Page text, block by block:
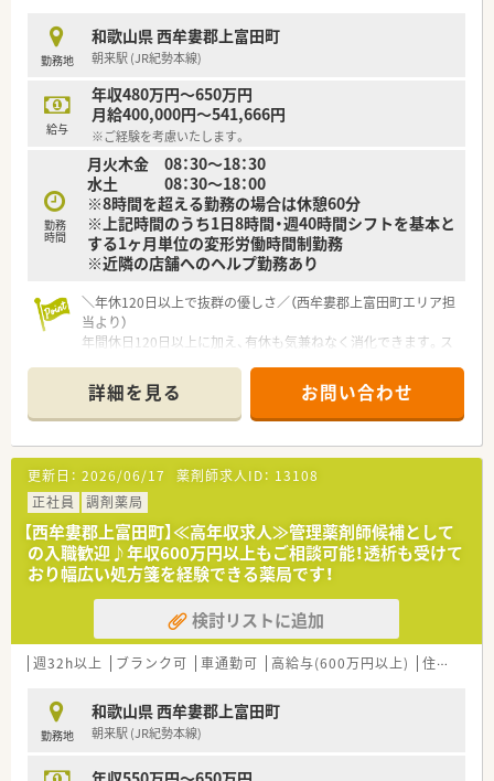
右されずご自身のペースで快適に通勤できます。
【こんな取り組みをしています】
■ワークライフバランスを向上させるため、閉局後の速やかな退
社を推奨し、定時帰宅を当たり前としています。
■「ドクターとのマンツーマン」の関係を活かし、処方意図の確
認や提案がスムーズに行える連携を強化中です。
■居宅在宅への注力により、外来だけでは見えない患者様の生活
背景に踏み込んだ質の高い服薬指導を追求します。
勤務地
和歌山県 西牟婁郡上富田町
朝来駅 (JR紀勢本線)
給与
年収480万円～650万円
月給400,000円～541,666円
※ご経験を考慮いたします。
勤務
時間
月火木金 08：30～18：30
水土 08：30～18：00
※8時間を超える勤務の場合は休憩60分
※上記時間のうち1日8時間・週40時間シフトを基本と
する1ヶ月単位の変形労働時間制勤務
※近隣の店舗へのヘルプ勤務あり
＼年休120日以上で抜群の優しさ／（西牟婁郡上富田町エリア担
当より）
年間休日120日以上に加え、有休も気兼ねなく消化できます。ス
家へ帰省することも歓迎される温かい風土です。
＊------------------------------------------＊
【店舗情報と応需状況について】
■JR紀勢本線の朝来駅から徒歩7分ほどの場所に位置しており、
敷地内には広々とした専用駐車場を完備した調剤薬局です。
■地域に根ざした面対応にて処方箋を1日あたり60枚程度応需
しており、お馴染みの患者様が多く来局されるのが特徴です。
■施設在宅3件や個人在宅数件の対応を行っているほか、健康相
談やOTC医薬品、本格的な漢方薬の需要も非常に高い店舗です。
【想定される業務内容】
■店舗における正確な調剤、鑑査、服薬指導のほか、日本薬局協
励会オリジナルの豊富なOTC医薬品のカウンセリングを行いま
す。
■刻みや煎じを専門に行う本格的な漢方相談のほか、地域住民の
す。
■在宅医療におけるお薬の配達業務もございますが、お車の運転
ができない場合は事務員が運転を代行するため心配ありませ
詳細を見る お問い合わせ
更新日： 2026/06/17 薬剤師求人ID： 13108
正社員
調剤薬局
【西牟婁郡上富田町】≪高年収求人≫管理薬剤師候補として
の入職歓迎♪年収600万円以上もご相談可能！透析も受けて
おり幅広い処方箋を経験できる薬局です！
検討リストに追加
週32h以上 ブランク可 車通勤可 高給与(600万円以上) 住宅補助(手当)あり
勤務地
和歌山県 西牟婁郡上富田町
朝来駅 (JR紀勢本線)